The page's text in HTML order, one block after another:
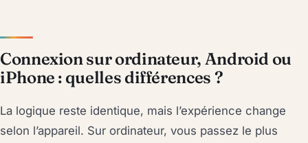
Connexion sur ordinateur, Android ou
iPhone : quelles différences ?
La logique reste identique, mais l’expérience change
selon l’appareil. Sur ordinateur, vous passez le plus